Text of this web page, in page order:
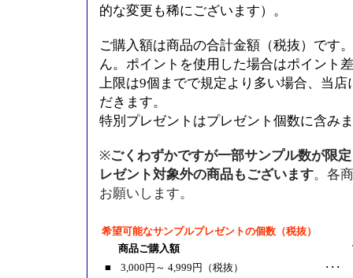
的な変更も稀にございます）。
ご購入額は商品の合計金額（税抜）です
ん。ポイントを使用した場合はポイント
上限は9個までで規定より多い場合、当店
だきます。
特別プレゼントはプレゼント個数に含み
※ごくわずかですが一部サンプル数が限
レゼント対象外の商品もございます。各
お願いします。
希望可能なサンプルプレゼントの個数（税抜）
商品ご購入額
■
3,000円～ 4,999円（税抜） ･･･